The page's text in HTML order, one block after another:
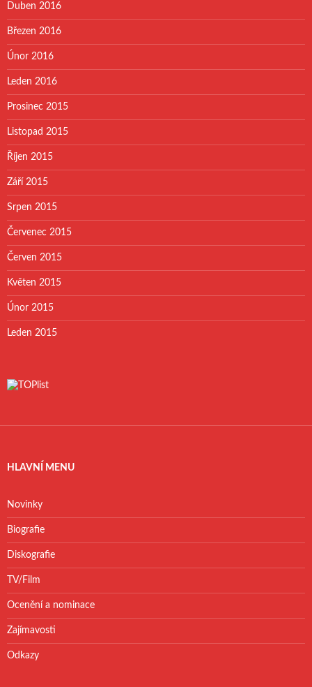
Duben 2016
Březen 2016
Únor 2016
Leden 2016
Prosinec 2015
Listopad 2015
Říjen 2015
Září 2015
Srpen 2015
Červenec 2015
Červen 2015
Květen 2015
Únor 2015
Leden 2015
HLAVNÍ MENU
Novinky
Biografie
Diskografie
TV/Film
Ocenění a nominace
Zajímavosti
Odkazy